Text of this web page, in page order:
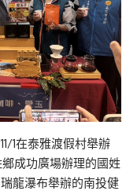
1在泰雅渡假村舉辦
鄉成功廣場辦理的國姓
龍瀑布舉辦的南投健